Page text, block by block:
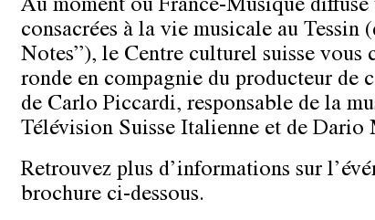
Au moment où France-Musique diffuse
consacrées à la vie musicale au Tessin
Notes”), le Centre culturel suisse vous
ronde en compagnie du producteur de
de Carlo Piccardi, responsable de la
Télévision Suisse Italienne et de Dario
Retrouvez plus d’informations sur
brochure ci-dessous.